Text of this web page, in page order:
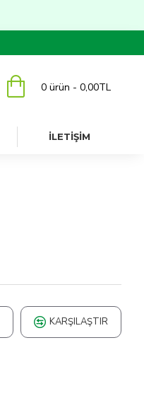
0 ürün - 0,00TL
İLETİŞİM
KARŞILAŞTIR